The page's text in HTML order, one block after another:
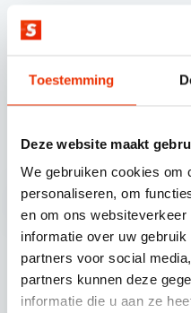
Toestemming
Deze website maakt
We gebruiken cookies om
personaliseren, om
en om ons
informatie over uw
partners voor social
partners kunnen deze
informatie die u aan ze
Volg ons op
Scherponline.nl BV.
Professor Doctor